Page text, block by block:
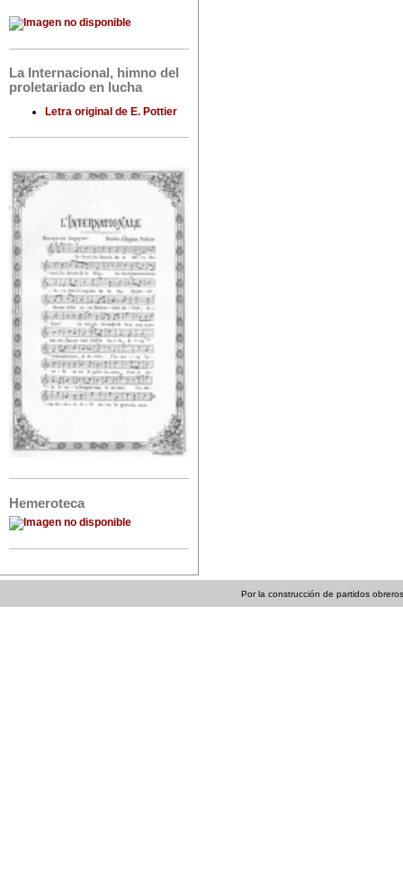
La Internacional, himno del
proletariado en lucha
Letra original de E. Pottier
Hemeroteca
Por la construcción de partidos